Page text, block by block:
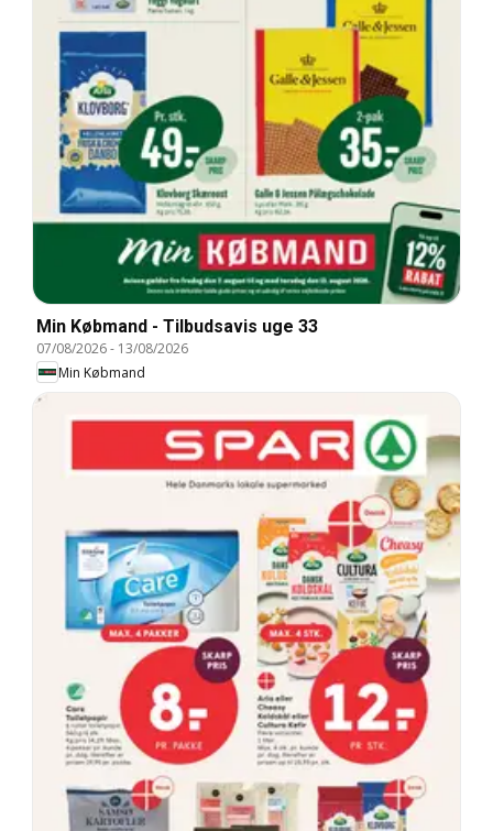
Min Købmand - Tilbudsavis uge 33
07/08/2026- 13/08/2026
Min Købmand